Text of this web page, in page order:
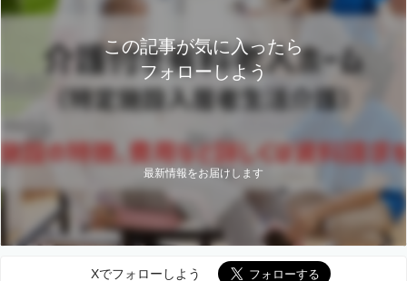
この記事が気に入ったら
フォローしよう
最新情報をお届けします
Xでフォローしよう